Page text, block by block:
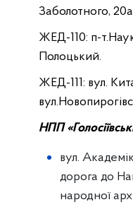
Заболотного,
ЖЕД-110: п-
Полоцький.
ЖЕД-111: вул.
НПП
вул.
дорога до
народної